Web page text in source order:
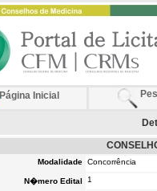
Página Inicial
Modalidade Concorrência
N�mero Edital
1